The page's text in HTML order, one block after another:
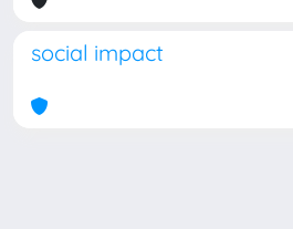
social impact